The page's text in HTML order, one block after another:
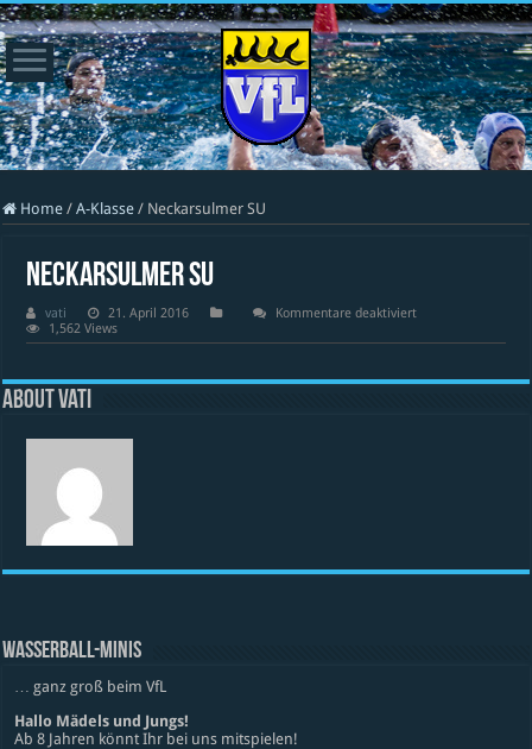
Home / A-Klasse / Neckarsulmer SU
Neckarsulmer SU
vati 21. April 2016 Kommentare deaktiviertfür
SU
1,562 Views
About vati
WASSERBALL-MINIS
… ganz groß beim VfL
Hallo Mädels und Jungs!
Ab 8 Jahren könnt Ihr bei uns mitspielen!